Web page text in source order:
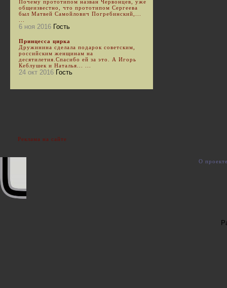
Почему прототипом назван Червонцев, уже
общеизвестно, что прототипом Сергеева
был Матвей Самойлович Погребинский,...
6 ноя 2016 Гость
Принцесса цирка
Дружинина сделала подарок советским,
российским женщинам на
десятилетия.Спасибо ей за это. А Игорь
Кеблушек и Наталья... ...
24 окт 2016 Гость
Реклама на сайте
О